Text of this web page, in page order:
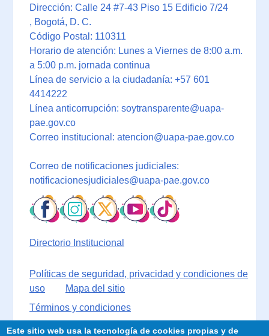
Dirección: Calle 24 #7-43 Piso 15 Edificio 7/24
, Bogotá, D. C.
Código Postal: 110311
Horario de atención: Lunes a Viernes de 8:00 a.m.
a 5:00 p.m. jornada continua
Línea de servicio a la ciudadanía: +57 601
4414222
Línea anticorrupción: soytransparente@uapa-
pae.gov.co
Correo institucional: atencion@uapa-pae.gov.co
Correo de notificaciones judiciales:
notificacionesjudiciales@uapa-pae.gov.co
Directorio Institucional
Políticas de seguridad, privacidad y condiciones de
uso
Mapa del sitio
Términos y condiciones
Este sitio web usa la tecnología de cookies propias y de